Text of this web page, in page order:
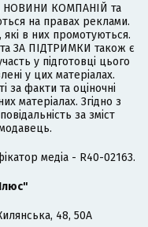
НОВИНИ КОМПАНІЙ та
на правах реклами.
в них промотуються.
ЗА ПІДТРИМКИ також є
у підготовці цього
у цих матеріалах.
за факти та оціночні
матеріалах. Згідно з
за зміст
медіа - R40-02163.
48, 50А